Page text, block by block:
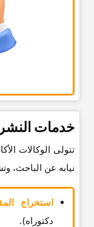
خدمات
تتولى الوکالات
نیابه عن الباحث،
استخراج
دکتوراه).